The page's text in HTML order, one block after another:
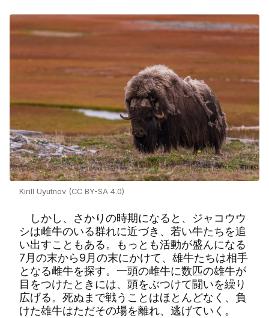
Kirill Uyutnov (CC BY-SA 4.0)
しかし、さかりの時期になると、ジャコウウ
シは雌牛のいる群れに近づき、若い牛たちを追
い出すこともある。もっとも活動が盛んになる
7月の末から9月の末にかけて、雄牛たちは相手
となる雌牛を探す。一頭の雌牛に数匹の雄牛が
目をつけたときには、頭をぶつけて闘いを繰り
広げる。死ぬまで戦うことはほとんどなく、負
けた雄牛はただその場を離れ、逃げていく。